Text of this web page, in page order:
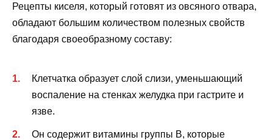
Рецепты киселя, который готовят из овсяного отвара,
обладают большим количеством полезных свойств
благодаря своеобразному составу:
Клетчатка образует слой слизи, уменьшающий
воспаление на стенках желудка при гастрите и
язве.
Он содержит витамины группы В, которые